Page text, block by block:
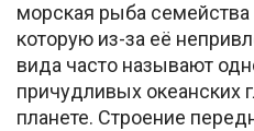
морская рыба
которую из-за её
вида часто называют
причудливых океанских
планете. Строение